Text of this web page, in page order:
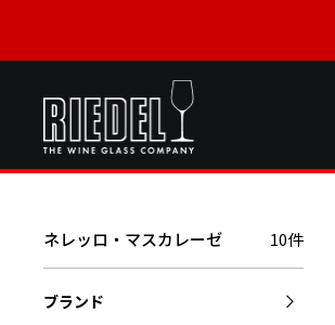
ネレッロ・マスカレーゼ 10件
ブランド